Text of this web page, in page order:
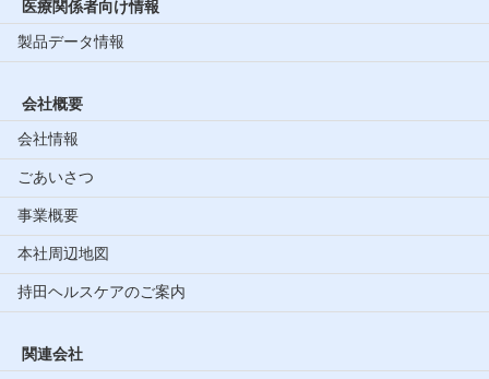
医療関係者向け情報
製品データ情報
会社概要
会社情報
ごあいさつ
事業概要
本社周辺地図
持田ヘルスケアのご案内
関連会社